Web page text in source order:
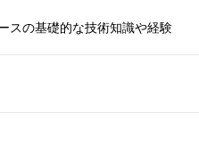
スの基礎的な技術知識や経験